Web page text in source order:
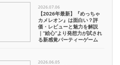
2026.07.06
【2026年最新】『めっちゃ
カメレオン』は面白い？評
価・レビューと魅力を解説
｜”絵心”より発想力が試され
る新感覚パーティーゲーム
2026.06.05